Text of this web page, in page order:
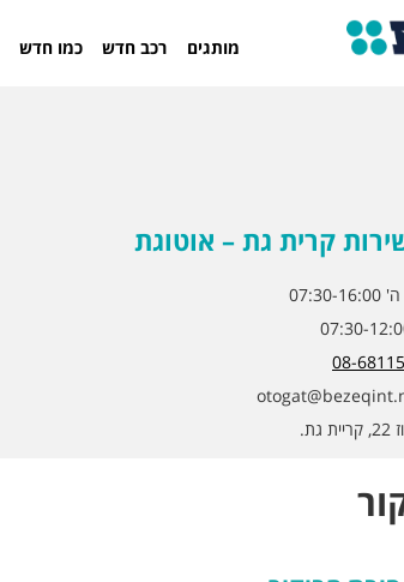
מותגים רכב חדש כמו חדש
קרית גת – אוטוגת
16:00
08-
גת.